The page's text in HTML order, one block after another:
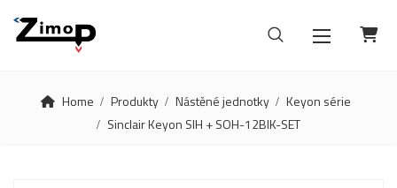
Home Produkty Nástěné jednotky
Keyon série
Sinclair Keyon SIH + SOH-12BIK-SET